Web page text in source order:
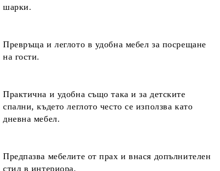
шарки.
Превръща и леглото в удобна мебел за посрещане
на гости.
Практична и удобна също така и за детските
спални, където леглото често се използва като
дневна мебел.
Предпазва мебелите от прах и внася допълнителен
стил в интериора.